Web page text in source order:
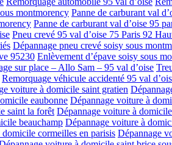
montmorency Panne de carburant val
Panne de carburant val d’oise 95
Pneu crevé 95 val d’oise 75 Paris 92
Dépannage pneu crevé soisy sous
95230 Enlèvement d’épave soisy sous
sur place – Allo Sam – 95 val d’oise
Remorquage véhicule accidenté 95 val
voiture à domicile saint gratien
eaubonne Dépannage voiture à
saint la forêt Dépannage voiture à
beauchamp Dépannage voiture à
cormeilles en parisis Dépannage